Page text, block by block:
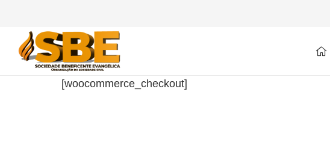
[woocommerce_checkout]